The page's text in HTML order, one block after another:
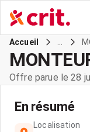
Accueil
Offre parue le 28
En résumé
Localisation